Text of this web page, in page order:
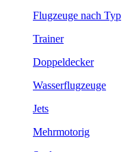
Flugzeuge nach Typ
Trainer
Doppeldecker
Wasserflugzeuge
Jets
Mehrmotorig